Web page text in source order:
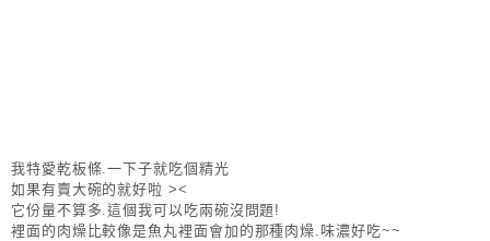
我特愛乾板條.一下子就吃個精光
如果有賣大碗的就好啦 ><
它份量不算多.這個我可以吃兩碗沒問題!
裡面的肉燥比較像是魚丸裡面會加的那種肉燥.味濃好吃~~